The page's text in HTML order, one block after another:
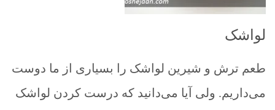
لواشک
طعم ترش و شیرین لواشک را بسیاری از ما دوست
می‌داریم. ولی آیا می‌دانید که درست کردن لواشک